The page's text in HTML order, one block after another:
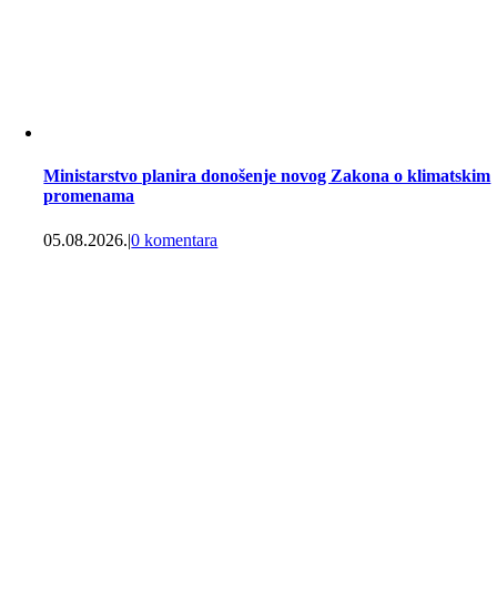
Ministarstvo planira donošenje novog Zakona o klimatskim
promenama
05.08.2026.|0 komentara